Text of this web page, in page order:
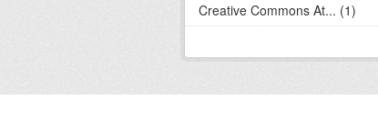
Creative Commons At... (1)